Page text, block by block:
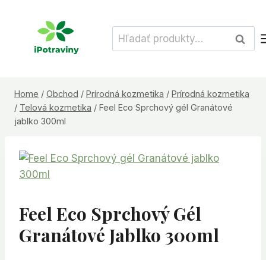
Hľadať:
Home / Obchod / Prírodná kozmetika / Prírodná kozmetika
/ Telová kozmetika / Feel Eco Sprchový gél Granátové
jablko 300ml
Feel Eco Sprchový Gél
Granátové Jablko 300ml